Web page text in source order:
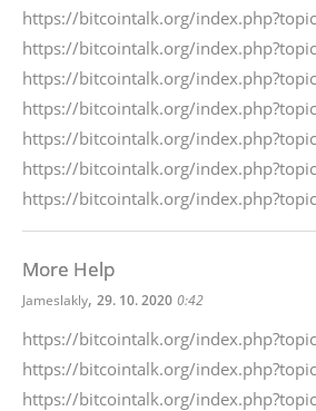
https://bitcointalk.org/
https://bitcointalk.org/
https://bitcointalk.org/
https://bitcointalk.org/
https://bitcointalk.org/
https://bitcointalk.org/
https://bitcointalk.org/
More Help
Jameslakly, 29. 10. 2020 0:42
https://bitcointalk.org/
https://bitcointalk.org/
https://bitcointalk.org/